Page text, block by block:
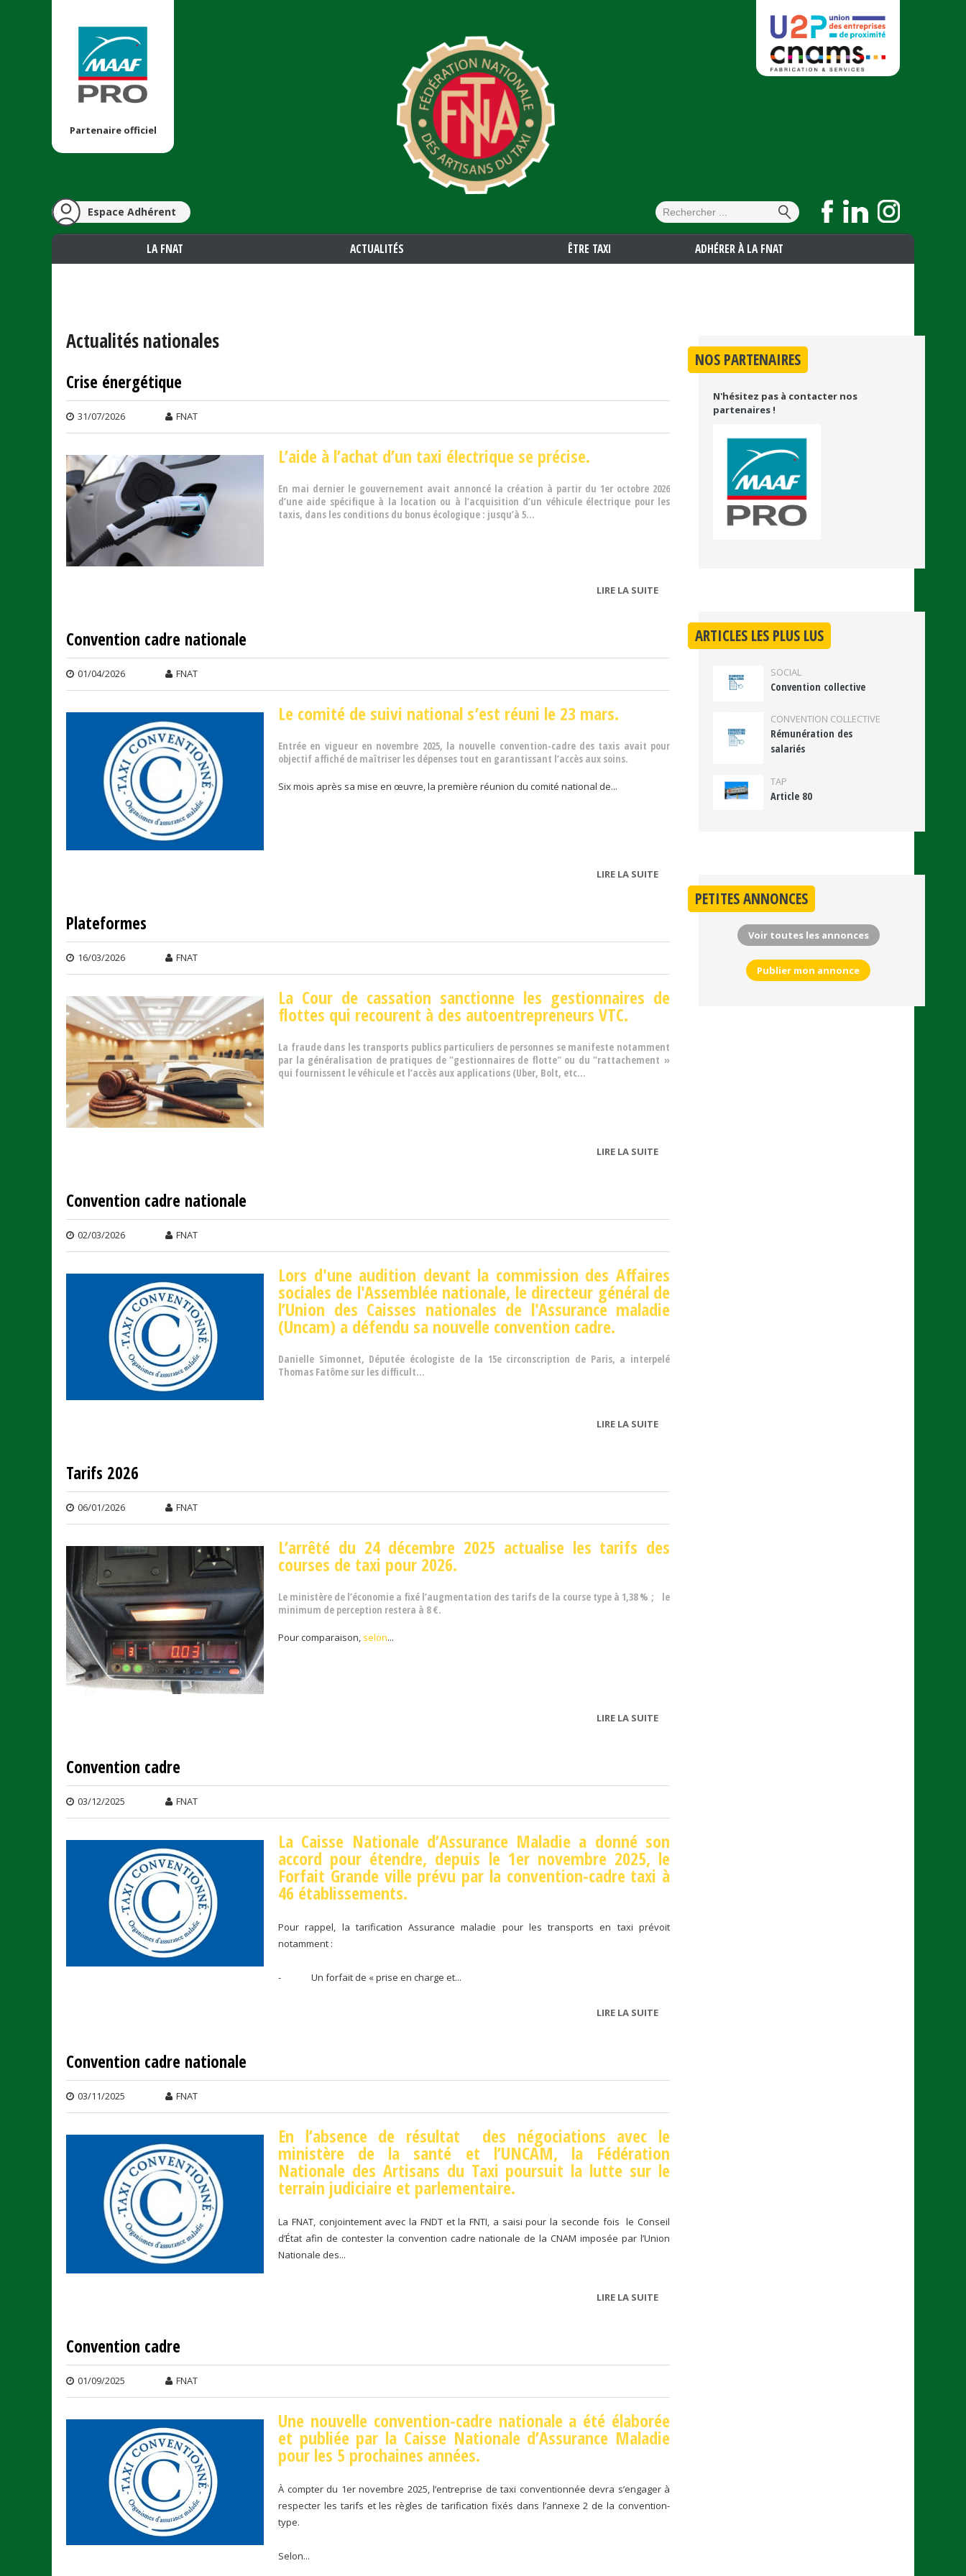
contenu
principal
Partenaire officiel
Espace Adhérent
Formulaire de
recherche
Rechercher
LA FNAT ACTUALITÉS ÊTRE TAXI ADHÉRER À LA FNAT
Actualités nationales
Crise énergétique
31/07/2026 FNAT
L’aide à l’achat d’un taxi électrique se précise.
En mai dernier le gouvernement avait annoncé la création à partir du 1er octobre 2026
d’une aide spécifique à la location ou à l’acquisition d’un véhicule électrique pour les
taxis, dans les conditions du bonus écologique : jusqu’à 5...
LIRE LA SUITEDE CRISE
Convention cadre nationale
01/04/2026 FNAT
Le comité de suivi national s’est réuni le 23 mars.
Entrée en vigueur en novembre 2025, la nouvelle convention-cadre des taxis avait pour
objectif affiché de maîtriser les dépenses tout en garantissant l’accès aux soins.
Six mois après sa mise en œuvre, la première réunion du comité national de...
LIRE LA SUITEDE
CONVENTION
CADRE
Plateformes
16/03/2026 FNAT
La Cour de cassation sanctionne les gestionnaires de
flottes qui recourent à des autoentrepreneurs VTC.
La fraude dans les transports publics particuliers de personnes se manifeste notamment
par la généralisation de pratiques de "gestionnaires de flotte" ou du "rattachement »
qui fournissent le véhicule et l’accès aux applications (Uber, Bolt, etc...
LIRE LA SUITEDE
Convention cadre nationale
02/03/2026 FNAT
Lors d'une audition devant la commission des Affaires
sociales de l'Assemblée nationale, le directeur général de
l’Union des Caisses nationales de l'Assurance maladie
(Uncam) a défendu sa nouvelle convention cadre.
Danielle Simonnet, Députée écologiste de la 15e circonscription de Paris, a interpelé
Thomas Fatôme sur les difficult...
LIRE LA SUITEDE
Tarifs 2026
06/01/2026 FNAT
L’arrêté du 24 décembre 2025 actualise les tarifs des
courses de taxi pour 2026.
Le ministère de l’économie a fixé l’augmentation des tarifs de la course type à 1,38 % ; le
minimum de perception restera à 8 €.
Pour comparaison, selon...
LIRE LA SUITEDE
Convention cadre
03/12/2025 FNAT
La Caisse Nationale d’Assurance Maladie a donné son
accord pour étendre, depuis le 1er novembre 2025, le
Forfait Grande ville prévu par la convention-cadre taxi à
46 établissements.
Pour rappel, la tarification Assurance maladie pour les transports en taxi prévoit
notamment :
- Un forfait de « prise en charge et...
LIRE LA SUITEDE
Convention cadre nationale
03/11/2025 FNAT
En l’absence de résultat des négociations avec le
ministère de la santé et l’UNCAM, la Fédération
Nationale des Artisans du Taxi poursuit la lutte sur le
terrain judiciaire et parlementaire.
La FNAT, conjointement avec la FNDT et la FNTI, a saisi pour la seconde fois le Conseil
d’État afin de contester la convention cadre nationale de la CNAM imposée par l’Union
Nationale des...
LIRE LA SUITEDE
Convention cadre
01/09/2025 FNAT
Une nouvelle convention-cadre nationale a été élaborée
et publiée par la Caisse Nationale d’Assurance Maladie
pour les 5 prochaines années.
À compter du 1er novembre 2025, l’entreprise de taxi conventionnée devra s’engager à
respecter les tarifs et les règles de tarification fixés dans l’annexe 2 de la convention-
type.
Selon...
Pages
NOS PARTENAIRES
N'hésitez pas à contacter nos
partenaires !
ARTICLES LES PLUS LUS
SOCIAL
Convention collective
CONVENTION COLLECTIVE
Rémunération des
salariés
TAP
Article 80
PETITES ANNONCES
Voir toutes les annonces
Publier mon annonce